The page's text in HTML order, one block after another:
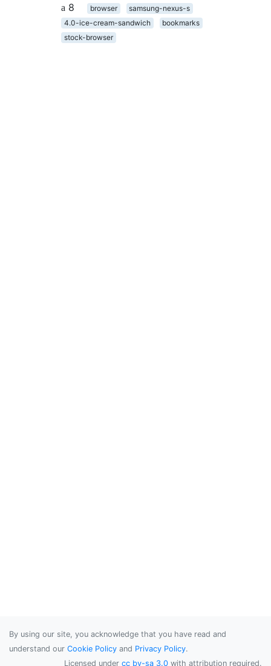
8
browser
samsung-nexus-s
4.0-ice-cream-sandwich
bookmarks
stock-browser
By using our site, you acknowledge that you have read and
understand our Cookie Policy and Privacy Policy.
Licensed under cc by-sa 3.0 with attribution required.